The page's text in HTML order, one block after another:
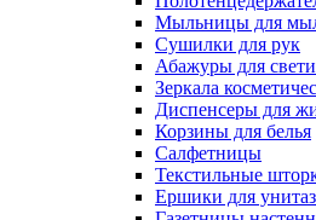
Мыльницы для
Сушилки для рук
Абажуры для
Зеркала
Диспенсеры для
Корзины для белья
Салфетницы
Текстильные
Ершики для